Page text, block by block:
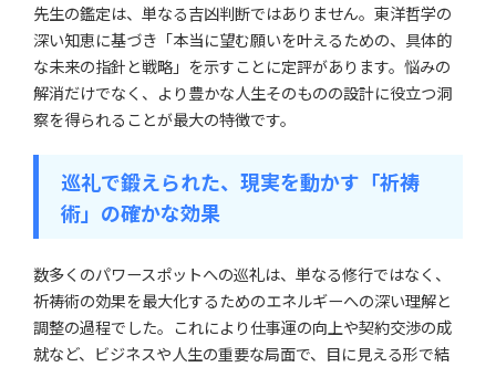
先生の鑑定は、単なる吉凶判断ではありません。東洋哲学の
深い知恵に基づき「本当に望む願いを叶えるための、具体的
な未来の指針と戦略」を示すことに定評があります。悩みの
解消だけでなく、より豊かな人生そのものの設計に役立つ洞
察を得られることが最大の特徴です。
巡礼で鍛えられた、現実を動かす「祈祷
術」の確かな効果
数多くのパワースポットへの巡礼は、単なる修行ではなく、
祈祷術の効果を最大化するためのエネルギーへの深い理解と
調整の過程でした。これにより仕事運の向上や契約交渉の成
就など、ビジネスや人生の重要な局面で、目に見える形で結